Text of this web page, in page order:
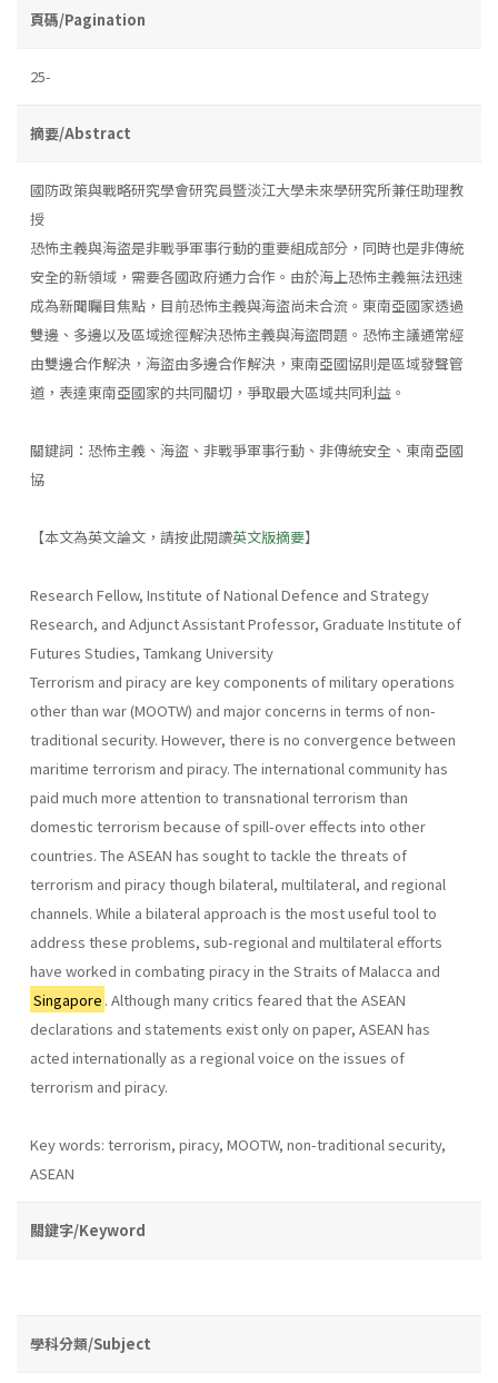
頁碼/Pagination
25-
摘要/Abstract
國防政策與戰略研究學會研究員暨淡江大學未來學研究所兼任助理教
授
恐怖主義與海盜是非戰爭軍事行動的重要組成部分，同時也是非傳統
安全的新領域，需要各國政府通力合作。由於海上恐怖主義無法迅速
成為新聞矚目焦點，目前恐怖主義與海盜尚未合流。東南亞國家透過
雙邊、多邊以及區域途徑解決恐怖主義與海盜問題。恐怖主議通常經
由雙邊合作解決，海盜由多邊合作解決，東南亞國協則是區域發聲管
道，表達東南亞國家的共同關切，爭取最大區域共同利益。
關鍵詞：恐怖主義、海盜、非戰爭軍事行動、非傳統安全、東南亞國
協
【本文為英文論文，請按此閱讀英文版摘要】
Research Fellow, Institute of National Defence and Strategy
Research, and Adjunct Assistant Professor, Graduate Institute of
Futures Studies, Tamkang University
Terrorism and piracy are key components of military operations
other than war (MOOTW) and major concerns in terms of non-
traditional security. However, there is no convergence between
maritime terrorism and piracy. The international community has
paid much more attention to transnational terrorism than
domestic terrorism because of spill-over effects into other
countries. The ASEAN has sought to tackle the threats of
terrorism and piracy though bilateral, multilateral, and regional
channels. While a bilateral approach is the most useful tool to
address these problems, sub-regional and multilateral efforts
have worked in combating piracy in the Straits of Malacca and
Singapore . Although many critics feared that the ASEAN
declarations and statements exist only on paper, ASEAN has
acted internationally as a regional voice on the issues of
terrorism and piracy.
Key words: terrorism, piracy, MOOTW, non-traditional security,
ASEAN
關鍵字/Keyword
學科分類/Subject